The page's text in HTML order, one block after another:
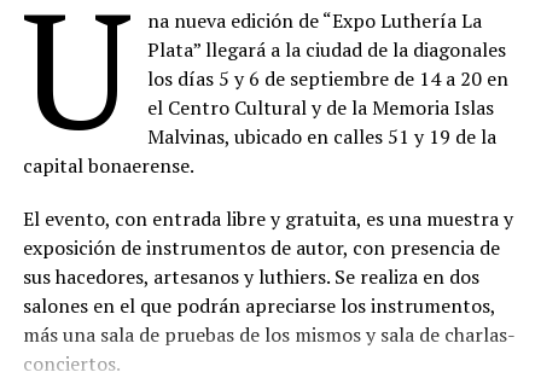
temprana y poco conocida del emblemático compositor
austro-argentino Guillermo Gräetzer. El proyecto
propone recuperar e interpretar el Primer cuaderno de
canciones para canto y piano (1935-1939) de acuerdo
con la versión original del manuscrito. Se trata de su
primer cuaderno de canciones, compuesto durante sus
primer año en Buenos Aires, sobre textos de Hesse,
Rilke, Klabund, Bethge, Heine y Hille.
Sábado 15.08, 18 h en la Capilla
Compañía Oblicua con dirección de Marcelo Delgado.
correspondiente en cada milonga, sujeto a la capacidad
La programación completa y los formularios para
reservar entradas gratuitas pueden consultarse en el
sitio oficial de la Semana de las Milongas.
Comparte esto:
U
na nueva edición de “Expo Luthería La
Plata” llegará a la ciudad de la diagonales
los días 5 y 6 de septiembre de 14 a 20 en
el Centro Cultural y de la Memoria Islas
Malvinas, ubicado en calles 51 y 19 de la
capital bonaerense.
El evento, con entrada libre y gratuita, es una muestra y
exposición de instrumentos de autor, con presencia de
sus hacedores, artesanos y luthiers. Se realiza en dos
salones en el que podrán apreciarse los instrumentos,
más una sala de pruebas de los mismos y sala de charlas-
conciertos.